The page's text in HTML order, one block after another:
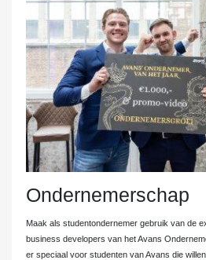
Ondernemerschap
Maak als studentondernemer gebruik van de
business developers van het Avans
er speciaal voor studenten van Avans die